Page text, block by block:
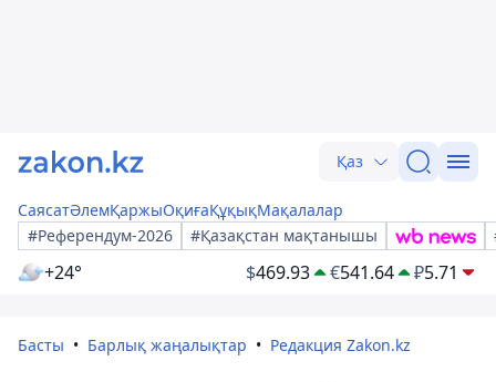
Қаз
СаясатӘлемҚаржыОқиғаҚұқықМақалалар
#Референдум-2026
#Қазақстан мақтанышы
+24° $469.93 €541.64 ₽5.71
Басты Барлық жаңалықтар Редакция Zakon.kz